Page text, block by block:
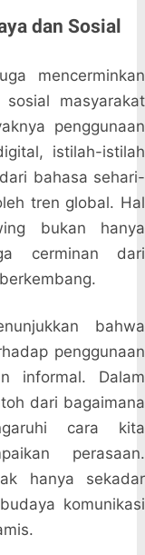
dan Sosial
mencerminkan
masyarakat
penggunaan
istilah-istilah
bahasa sehari-
tren global. Hal
bukan hanya
cerminan dari
bahwa
penggunaan
informal. Dalam
dari bagaimana
cara kita
perasaan.
hanya sekadar
komunikasi